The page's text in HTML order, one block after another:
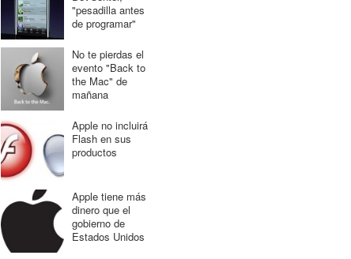
"pesadilla antes
de programar"
No te pierdas el
evento "Back to
the Mac" de
mañana
Apple no incluirá
Flash en sus
productos
Apple tiene más
dinero que el
gobierno de
Estados Unidos